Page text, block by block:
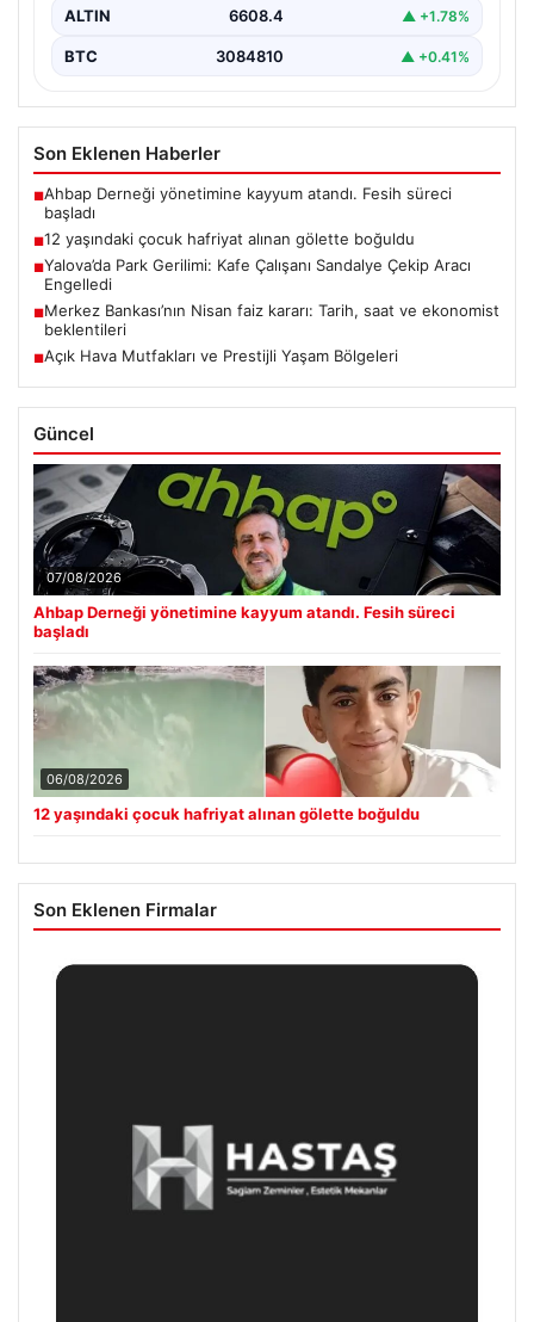
ALTIN 6608.4 ▲ +1.78%
BTC 3084810 ▲ +0.41%
Son Eklenen Haberler
■Ahbap Derneği yönetimine kayyum atandı. Fesih süreci
başladı
■12 yaşındaki çocuk hafriyat alınan gölette boğuldu
■Yalova’da Park Gerilimi: Kafe Çalışanı Sandalye Çekip Aracı
Engelledi
■Merkez Bankası’nın Nisan faiz kararı: Tarih, saat ve ekonomist
beklentileri
■Açık Hava Mutfakları ve Prestijli Yaşam Bölgeleri
Güncel
07/08/2026
Ahbap Derneği yönetimine kayyum atandı. Fesih süreci
başladı
06/08/2026
12 yaşındaki çocuk hafriyat alınan gölette boğuldu
Son Eklenen Firmalar